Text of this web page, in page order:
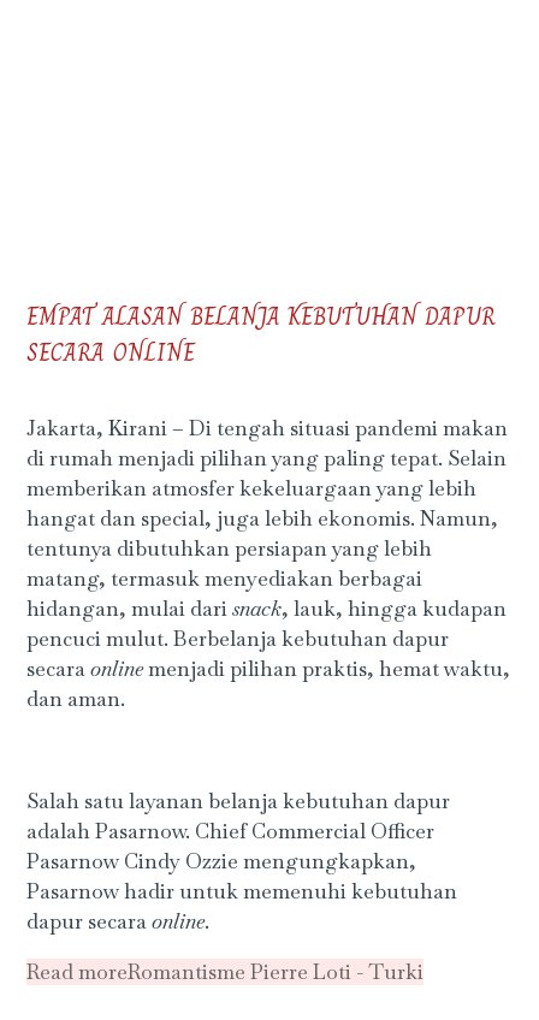
EMPAT ALASAN BELANJA KEBUTUHAN DAPUR
SECARA ONLINE
Jakarta, Kirani – Di tengah situasi pandemi makan
di rumah menjadi pilihan yang paling tepat. Selain
memberikan atmosfer kekeluargaan yang lebih
hangat dan special, juga lebih ekonomis. Namun,
tentunya dibutuhkan persiapan yang lebih
matang, termasuk menyediakan berbagai
hidangan, mulai darisnack, lauk, hingga kudapan
pencuci mulut. Berbelanja kebutuhan dapur
secaraonlinemenjadi pilihan praktis, hemat waktu,
dan aman.
Salah satu layanan belanja kebutuhan dapur
adalah Pasarnow. Chief Commercial Officer
Pasarnow Cindy Ozzie mengungkapkan,
Pasarnow hadir untuk memenuhi kebutuhan
dapur secaraonline.
Read moreRomantisme Pierre Loti - Turki